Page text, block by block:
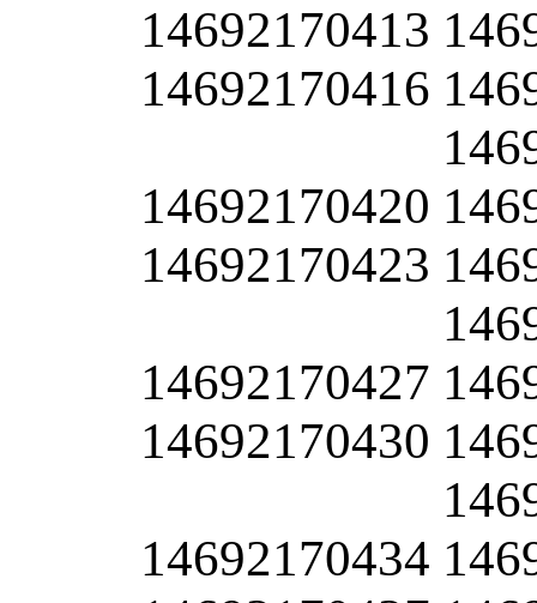
14692170413
14692170416
14692170420
14692170423
14692170427
14692170430
14692170434